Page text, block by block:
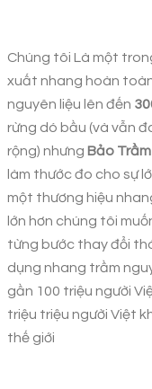
Chúng tôi Là một
xuất nhang hoàn
nguyên liệu lên đến
rừng dó bầu (và vẫn
rộng) nhưng Bảo Trầm
làm thước đo cho sự
một thương hiệu
lớn hơn chúng tôi
từng bước thay đổi
dụng nhang trầm
gần 100 triệu người
triệu triệu người Việt
thế giới